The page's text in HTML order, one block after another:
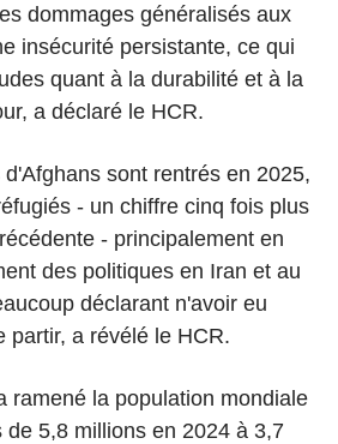
dommages généralisés aux
insécurité persistante, ce qui
quant à la durabilité et à la
a déclaré le HCR.
sont rentrés en 2025,
- un chiffre cinq fois plus
- principalement en
des politiques en Iran et au
déclarant n'avoir eu
partir, a révélé le HCR.
ramené la population mondiale
5,8 millions en 2024 à 3,7